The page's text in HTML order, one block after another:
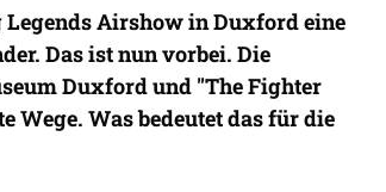
Airshow in Duxford eine
Das ist nun vorbei. Die
Duxford und "The Fighter
Wege. Was bedeutet das für die